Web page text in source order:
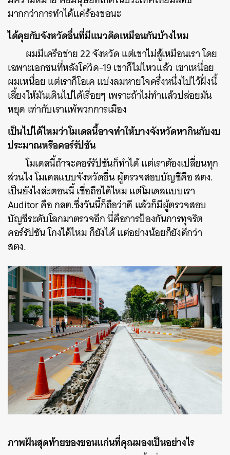
มากกว่าการทำได้แค่ร้องขอนะ
ได้คุยกับจังหวัดอื่นที่มีแนวคิดเหมือนกันบ้างไหม
ผมมีเครือข่าย 22 จังหวัด แต่เขาไม่สู้เหมือนเรา โดย
เฉพาะเอกชนที่หลังโควิด-19 เขาก็ไม่ไหวแล้ว เขาเหนื่อย
ผมเหนื่อย แต่เราก็โอเค แบ่งลมหายใจครึ่งหนึ่งไปไว้ฝั่งนี้
เลี้ยงให้มันเดินไปได้เรื่อยๆ เพราะถ้าไม่ทำแล้วปล่อยมัน
หยุด เท่ากับเราแพ้พวกการเมือง
เป็นไปได้ไหมว่าโมเดลนี้อาจทำให้บางจังหวัดหากินกับงบ
ประมาณหรือคอร์รัปชัน
โมเดลนี้ถ้าจะคอร์รัปชันก็ทำได้ แต่เราต้องเปลี่ยนทุก
ส่วนไง โมเดลแบบจังหวัดอื่น ผู้ตรวจสอบบัญชีคือ สตง.
เป็นยังไงล่ะตอนนี้ เชื่อถือได้ไหม แต่โมเดลแบบเรา
Auditor คือ กลต.ซึ่งวันนี้ก็ถือว่าดี แล้วก็มีผู้ตรวจสอบ
บัญชีระดับโลกมาตรวจอีก นี่คือการป้องกันการทุจริต
คอร์รัปชัน โกงได้ไหม ก็ยังได้ แต่อย่างน้อยก็ยังดีกว่า
สตง.
ภาพฝันสุดท้ายของขอนแก่นที่คุณมองเป็นอย่างไร